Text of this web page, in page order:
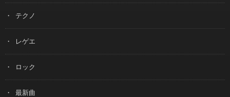
テクノ
レゲエ
ロック
最新曲